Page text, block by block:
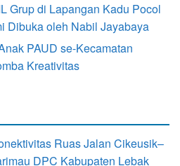
Grup di Lapangan Kadu Pocol
Dibuka oleh Nabil Jayabaya
PAUD se-Kecamatan
Kreativitas
Ruas Jalan Cikeusik–
DPC Kabupaten Lebak